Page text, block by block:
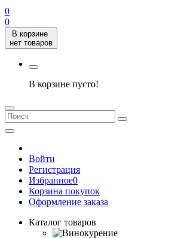
0
0
В корзине
нет товаров
В корзине пусто!
Войти
Регистрация
Избранное0
Корзина покупок
Оформление заказа
Каталог товаров